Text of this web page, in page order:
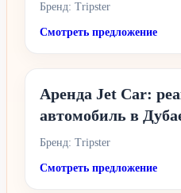
Бренд: Tripster
Смотреть предложение
Аренда Jet Car:
автомобиль в
Бренд: Tripster
Смотреть предложение